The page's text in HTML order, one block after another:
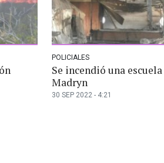
POLICIALES
Se incendió una
Madryn
30 SEP 2022 - 4:21